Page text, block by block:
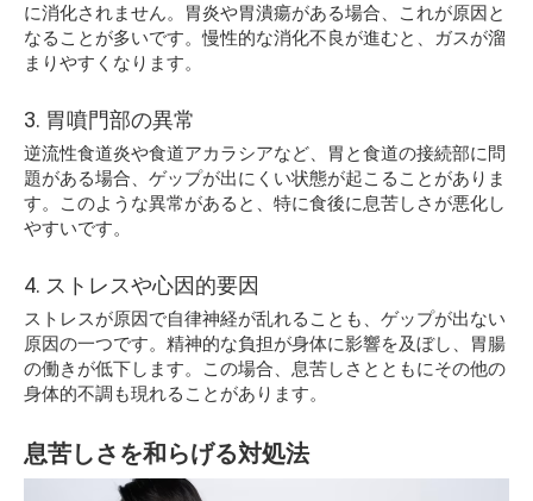
に消化されません。胃炎や胃潰瘍がある場合、これが原因と
なることが多いです。慢性的な消化不良が進むと、ガスが溜
まりやすくなります。
3. 胃噴門部の異常
逆流性食道炎や食道アカラシアなど、胃と食道の接続部に問
題がある場合、ゲップが出にくい状態が起こることがありま
す。このような異常があると、特に食後に息苦しさが悪化し
やすいです。
4. ストレスや心因的要因
ストレスが原因で自律神経が乱れることも、ゲップが出ない
原因の一つです。精神的な負担が身体に影響を及ぼし、胃腸
の働きが低下します。この場合、息苦しさとともにその他の
身体的不調も現れることがあります。
息苦しさを和らげる対処法